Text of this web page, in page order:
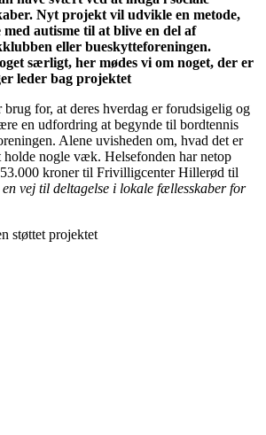
Nyt projekt vil udvikle en metode,
autisme til at blive en del af
eller bueskytteforeningen.
særligt, her mødes vi om noget, der er
leder bag projektet
brug for, at deres hverdag er forudsigelig og
en udfordring at begynde til bordtennis
Alene uvisheden om, hvad det er
holde nogle væk. Helsefonden har netop
kroner til Frivilligcenter Hillerød til
en vej til deltagelse i lokale fællesskaber for
støttet projektet